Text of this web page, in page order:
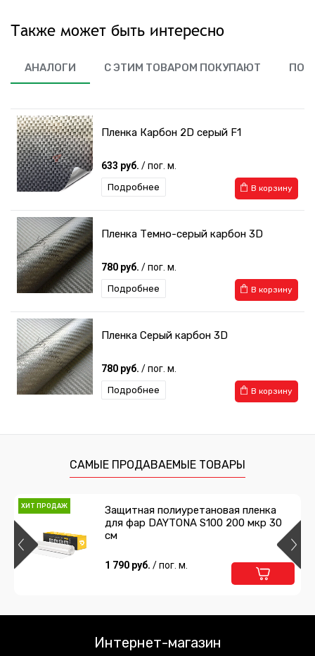
Также может быть интересно
АНАЛОГИ С ЭТИМ ТОВАРОМ ПОКУПАЮТ
Пленка Карбон 2D серый F1
633 руб. / пог. м.
В корзину
Подробнее
Пленка Темно-серый карбон 3D
780 руб. / пог. м.
В корзину
Подробнее
Пленка Серый карбон 3D
780 руб. / пог. м.
В корзину
Подробнее
САМЫЕ ПРОДАВАЕМЫЕ ТОВАРЫ
ХИТ ПРОДАЖ
Защитная полиуретановая пленка
для фар DAYTONA S100 200 мкр 30
см
1 790 руб. / пог. м.
Интернет-магазин